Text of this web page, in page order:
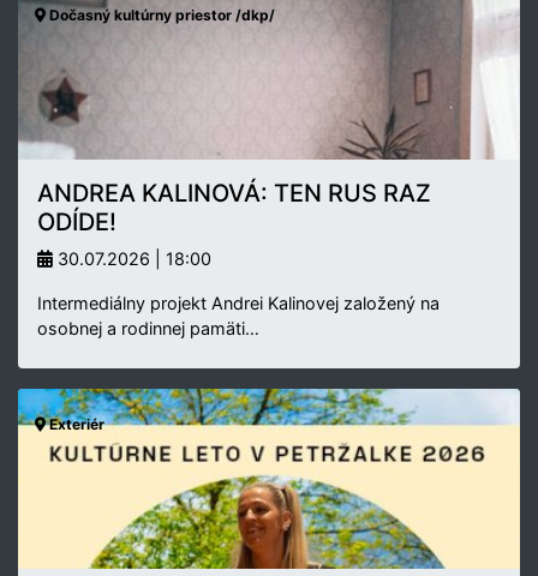
Dočasný kultúrny priestor /dkp/
ANDREA KALINOVÁ: TEN RUS RAZ
ODÍDE!
30.07.2026 | 18:00
Intermediálny projekt Andrei Kalinovej založený na
osobnej a rodinnej pamäti…
Exteriér